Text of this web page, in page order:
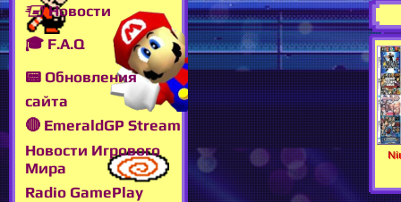
🖅 Новости
🎓 F.A.Q
📟 Обновления
сайта
🔴 EmeraldGP Stream
Новости Игрового
Мира
Radio GamePlay